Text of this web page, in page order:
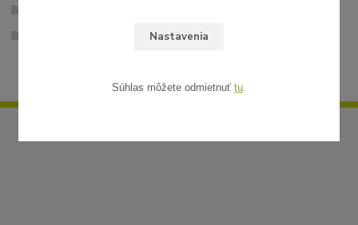
Nastavenia
Súhlas môžete odmietnuť tu